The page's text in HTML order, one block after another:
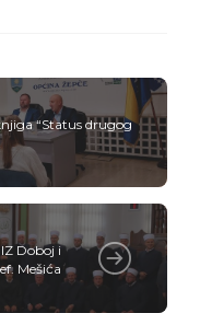
“Status drugog
Doboj i
Mešića